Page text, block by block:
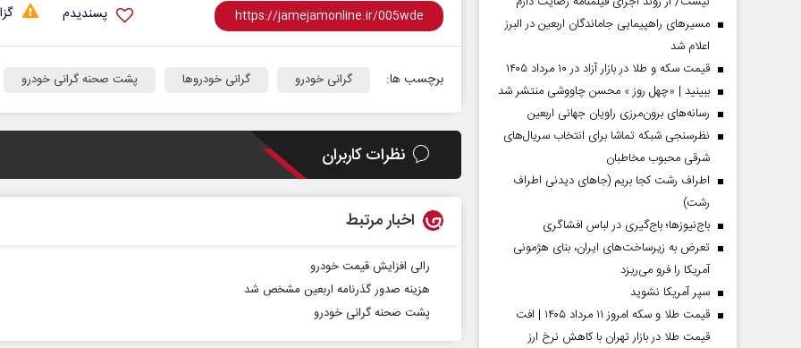
پسندیدم
برچسب ها: گرانی خودرو گرانی خودرو‌ها پشت ‌صحنه گرانی خودرو
نظرات کاربران
اخبار مرتبط
رالی افزایش قیمت خودرو
هزینه صدور گذرنامه اربعین مشخص شد
پشت ‌صحنه گرانی خودرو
مسیر‌های راهپیمایی جاماندگان اربعین در البرز
اعلام شد
قیمت سکه و طلا در بازار آزاد در ۱۰ مرداد ۱۴۰۵
ببینید | «چهل روز » محسن چاووشی منتشر شد
رسانه‌های برون‌مرزی راویان جهانی اربعین
نظرسنجی شبکه تماشا برای انتخاب سریال‌های
شرقی محبوب مخاطبان
اطراف رشت کجا بریم (جاهای دیدنی اطراف
رشت)
باج‌نیوزها؛ باج‌گیری در لباس افشاگری
تعرض به زیرساخت‌های ایران، بنای هژمونی
آمریکا را فرو می‌ریزد
سپر آمریکا نشوید
قیمت طلا و سکه امروز ۱۱ مرداد ۱۴۰۵ | افت
قیمت طلا در بازار تهران با کاهش نرخ ارز